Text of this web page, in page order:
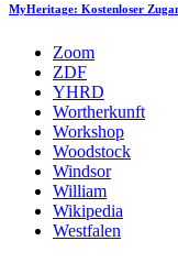
MyHeritage: Kostenloser
Zoom
ZDF
YHRD
Wortherkunft
Workshop
Woodstock
Windsor
William
Wikipedia
Westfalen